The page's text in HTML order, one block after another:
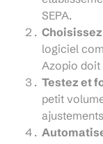
SEPA.
logiciel
Azopio doit
Testez et
petit